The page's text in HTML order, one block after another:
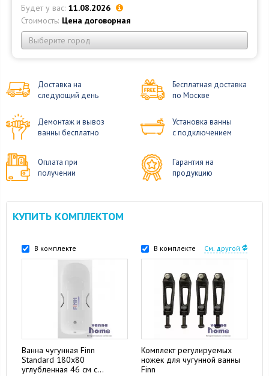
Будет у вас: 11.08.2026
Стоимость: Цена договорная
Выберите город
Доставка на
следующий день
Бесплатная доставка
по Москве
Демонтаж и вывоз
ванны бесплатно
Установка ванны
с подключением
Оплата при
получении
Гарантия на
продукцию
КУПИТЬ КОМПЛЕКТОМ
В комплекте
Ванна чугунная Finn
Standard 180x80
углубленная 46 см с
В комплекте См. другой
Комплект регулируемых
ножек для чугунной ванны
Finn